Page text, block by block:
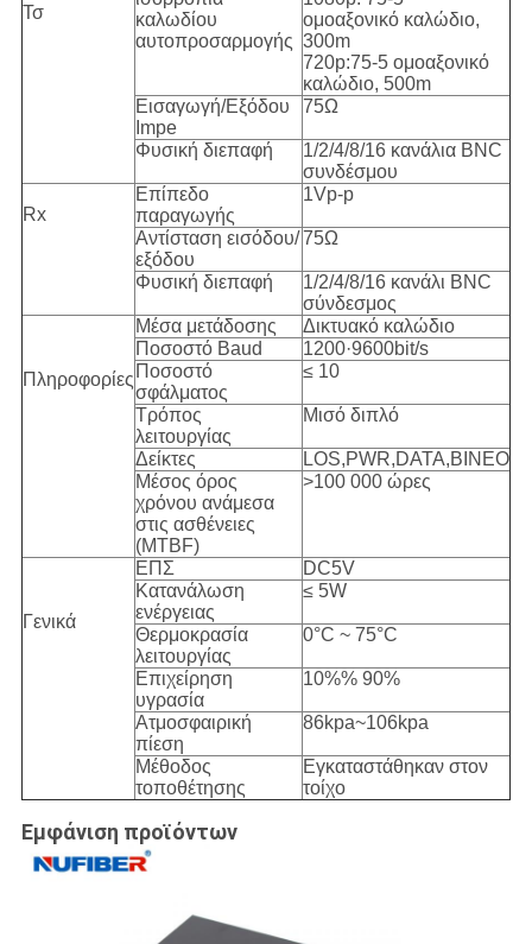
Τσ
καλωδίου
αυτοπροσαρμογής
ομοαξονικό καλώδιο,
300m
720p:75-5 ομοαξονικό
καλώδιο, 500m
Εισαγωγή/Εξόδου
Impe
75Ω
Φυσική διεπαφή
1/2/4/8/16 κανάλια BNC
συνδέσμου
Rx
Επίπεδο
παραγωγής
1Vp-p
Αντίσταση εισόδου/
εξόδου
75Ω
Φυσική διεπαφή
1/2/4/8/16 κανάλι BNC
σύνδεσμος
Πληροφορίες
Μέσα μετάδοσης
Δικτυακό καλώδιο
Ποσοστό Baud
1200·9600bit/s
Ποσοστό
σφάλματος
≤ 10
Τρόπος
λειτουργίας
Μισό διπλό
Δείκτες
LOS,PWR,DATA,ΒΙΝΕΟ
Μέσος όρος
χρόνου ανάμεσα
στις ασθένειες
(MTBF)
>100 000 ώρες
Γενικά
ΕΠΣ
DC5V
Κατανάλωση
ενέργειας
≤ 5W
Θερμοκρασία
λειτουργίας
0°C ~ 75°C
Επιχείρηση
υγρασία
10%% 90%
Ατμοσφαιρική
πίεση
86kpa~106kpa
Μέθοδος
τοποθέτησης
Εγκαταστάθηκαν στον
τοίχο
Εμφάνιση προϊόντων